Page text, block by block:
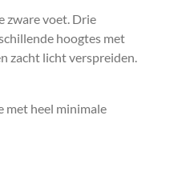
zware voet. Drie
hoogtes met
zacht licht verspreiden.
met heel minimale